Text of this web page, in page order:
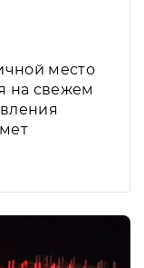
место
на свежем